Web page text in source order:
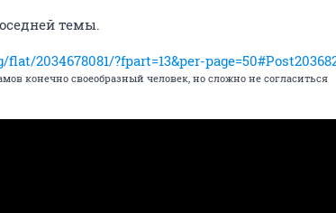
темы.
2034678081/?fpart=13&per-
конечно своеобразный человек, но сложно не согласиться